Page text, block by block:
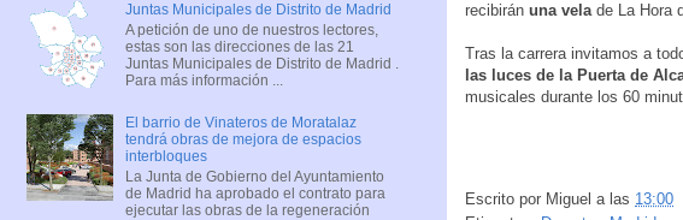
recibirán una velade La Hora
Tras la carrera invitamos a
las luces de la Puerta de
musicales durante los 60
Escrito por Miguel a las 13:00
Juntas Municipales de Distrito de Madrid
A petición de uno de nuestros lectores,
estas son las direcciones de las 21
Juntas Municipales de Distrito de Madrid .
Para más información ...
El barrio de Vinateros de Moratalaz
tendrá obras de mejora de espacios
interbloques
La Junta de Gobierno del Ayuntamiento
de Madrid ha aprobado el contrato para
ejecutar las obras de la regeneración